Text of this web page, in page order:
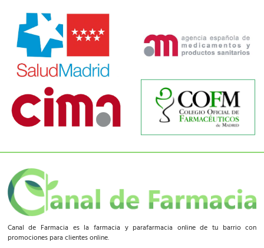
Canal de Farmacia es la farmacia y parafarmacia online de tu barrio con
promociones para clientes online.